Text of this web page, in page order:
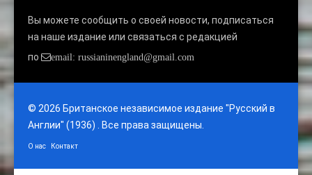
Вы можете сообщить о своей новости, подписаться
на наше издание или связаться с редакцией
по
email: russianinengland@gmail.com
© 2026 Британское независимое издание "Русский в
Англии" (1936) . Все права защищены.
О нас Контакт